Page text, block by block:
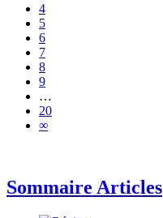
4
5
6
7
8
9
…
20
∞
Sommaire Articles